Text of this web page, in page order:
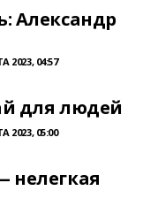
Александр
2023, 04:57
для людей
2023, 05:00
нелегкая